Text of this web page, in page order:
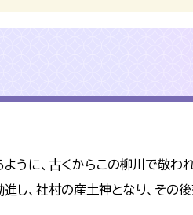
ように、古くからこの柳川で敬わ
し、社村の産土神となり、その